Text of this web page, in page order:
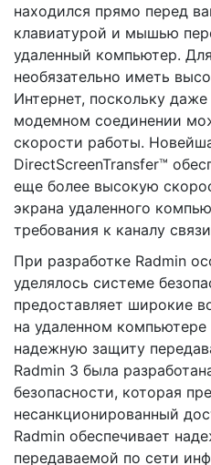
находился прямо перед
клавиатурой и мышью
удаленный компьютер.
необязательно иметь
Интернет, поскольку
модемном соединении
скорости работы.
DirectScreenTransfer™
еще более высокую
экрана удаленного
требования к каналу
При разработке Radmin
уделялось системе
предоставляет широкие
на удаленном компьютере
надежную защиту
Radmin 3 была
безопасности, которая
несанкционированный
Radmin обеспечивает
передаваемой по сети